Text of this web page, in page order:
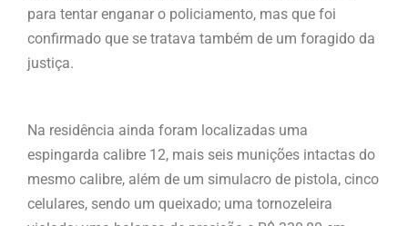
para tentar enganar o policiamento, mas que foi
confirmado que se tratava também de um foragido da
justiça.
Na residência ainda foram localizadas uma
espingarda calibre 12, mais seis munições intactas do
mesmo calibre, além de um simulacro de pistola, cinco
celulares, sendo um queixado; uma tornozeleira